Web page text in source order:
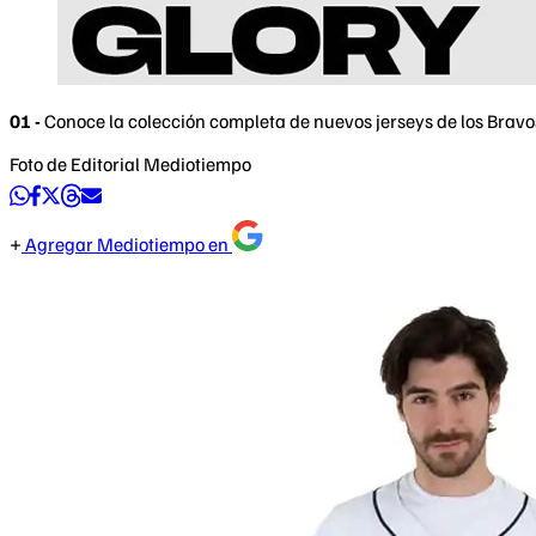
01 -Conoce la colección completa de nuevos jerseys de los
Foto de Editorial Mediotiempo
Agregar Mediotiempo en